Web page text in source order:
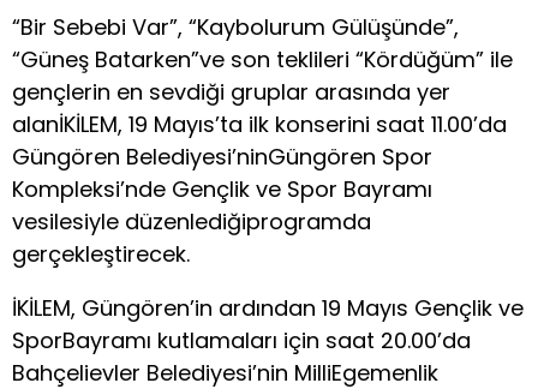
“Bir Sebebi Var”, “Kaybolurum Gülüşünde”,
“Güneş Batarken”ve son teklileri “Kördüğüm” ile
gençlerin en sevdiği gruplar arasında yer
alanİKİLEM, 19 Mayıs’ta ilk konserini saat 11.00’da
Güngören Belediyesi’ninGüngören Spor
Kompleksi’nde Gençlik ve Spor Bayramı
vesilesiyle düzenlediğiprogramda
gerçekleştirecek.
İKİLEM, Güngören’in ardından 19 Mayıs Gençlik ve
SporBayramı kutlamaları için saat 20.00’da
Bahçelievler Belediyesi’nin MilliEgemenlik